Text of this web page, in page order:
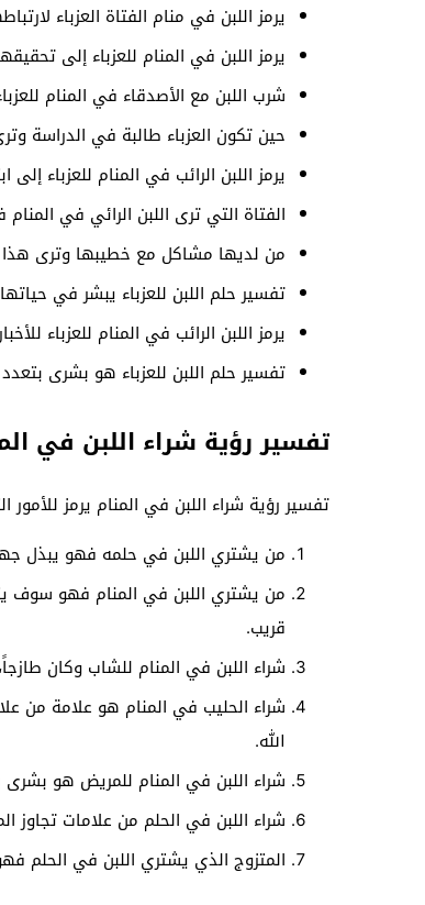
يرمز اللبن في منام الفتاة العزباء
يرمز اللبن في المنام للعزباء إلى
شرب اللبن مع الأصدقاء في المنام
حين تكون العزباء طالبة في الدراسة
يرمز اللبن الرائب في المنام للعزباء
الفتاة التي ترى اللبن الرائي في
من لديها مشاكل مع خطيبها وترى
تفسير حلم اللبن للعزباء يبشر في
يرمز اللبن الرائب في المنام للعزباء
تفسير حلم اللبن للعزباء هو بشرى
تفسير رؤية شراء اللبن في
تفسير رؤية شراء اللبن في المنام يرمز للأمور
من يشتري اللبن في حلمه فهو يبذل
من يشتري اللبن في المنام فهو سوف
قريب.
شراء اللبن في المنام للشاب وكان
شراء الحليب في المنام هو علامة من
الله.
شراء اللبن في المنام للمريض هو بشرى
شراء اللبن في الحلم من علامات تجاوز
المتزوج الذي يشتري اللبن في الحلم